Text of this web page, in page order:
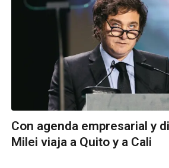
Con agenda empresarial y
Milei viaja a Quito y a Cali